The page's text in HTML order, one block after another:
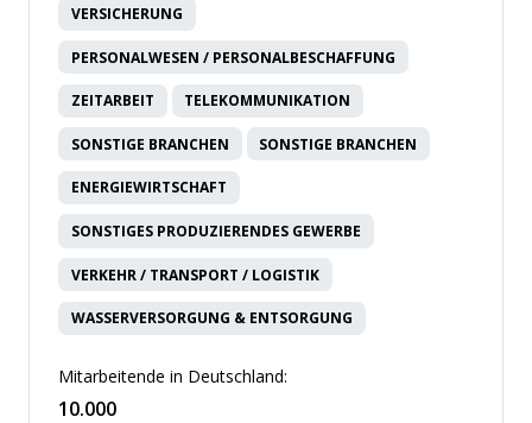
VERSICHERUNG
PERSONALWESEN / PERSONALBESCHAFFUNG
ZEITARBEIT TELEKOMMUNIKATION
SONSTIGE BRANCHEN SONSTIGE BRANCHEN
ENERGIEWIRTSCHAFT
SONSTIGES PRODUZIERENDES GEWERBE
VERKEHR / TRANSPORT / LOGISTIK
WASSERVERSORGUNG & ENTSORGUNG
Mitarbeitende in Deutschland:
10.000